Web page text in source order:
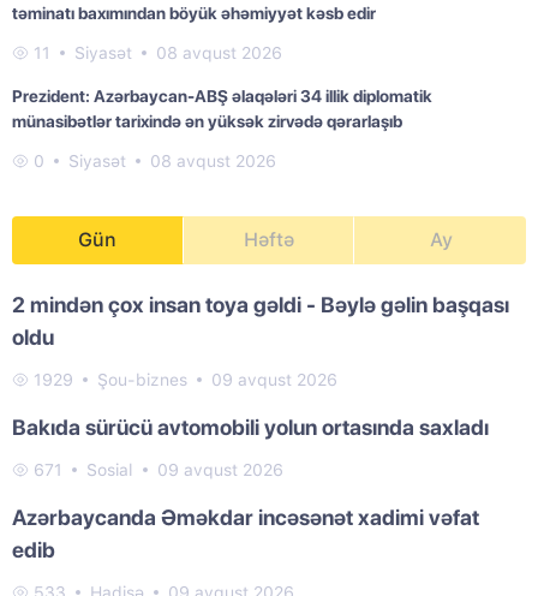
təminatı baxımından böyük əhəmiyyət kəsb edir
11 Siyasət 08 avqust 2026
Prezident: Azərbaycan-ABŞ əlaqələri 34 illik diplomatik
münasibətlər tarixində ən yüksək zirvədə qərarlaşıb
0 Siyasət 08 avqust 2026
Gün Həftə Ay
2 mindən çox insan toya gəldi - Bəylə gəlin başqası
oldu
1929 Şou-biznes 09 avqust 2026
Bakıda sürücü avtomobili yolun ortasında saxladı
671 Sosial 09 avqust 2026
Azərbaycanda Əməkdar incəsənət xadimi vəfat
edib